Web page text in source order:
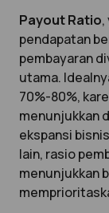
Payout Ratio
pendapatan
pembayaran
utama.
70%-80%,
menunjukkan
ekspansi
lain, rasio
menunjukkan